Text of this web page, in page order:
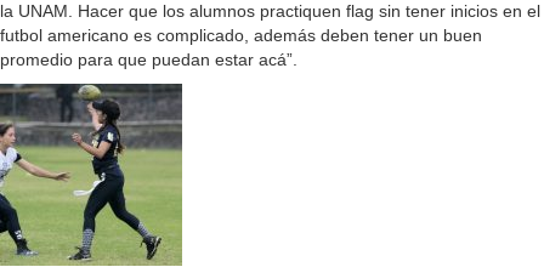
la UNAM. Hacer que los alumnos practiquen flag sin tener inicios en el
futbol americano es complicado, además deben tener un buen
promedio para que puedan estar acá”.